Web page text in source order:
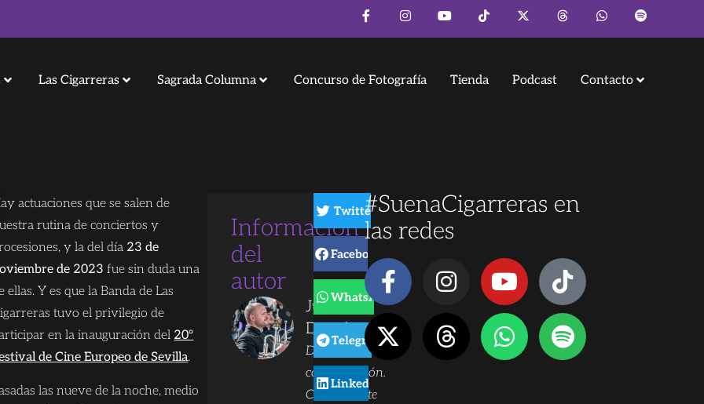
Las Cigarreras Sagrada Columna Concurso de Fotografía Tienda Podcast Contacto
actuaciones que se salen de
rutina de conciertos y
y la del día 23 de
de 2023 fue sin duda una
ellas. Y es que la Banda de Las
tuvo el privilegio de
en la inauguración del 20º
de Cine Europeo de Sevilla.
las nueve de la noche, medio
Información
del
autor
Juanjo
Dorado
Director de
comunicación.
Componente
Twitter
Facebook
WhatsApp
Telegram
LinkedIn
#SuenaCigarreras en
las redes